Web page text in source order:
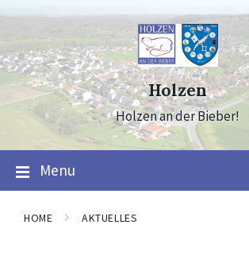
to
content
to
navigation
to
footer
Holzen
Holzen an der Bieber!
Menu
HOME AKTUELLES